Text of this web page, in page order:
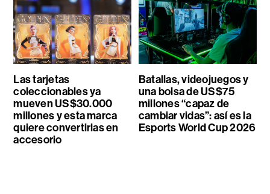
Las tarjetas
coleccionables ya
mueven US$30.000
millones y esta marca
quiere convertirlas en
accesorio
Batallas, videojuegos y
una bolsa de US$75
millones “capaz de
cambiar vidas”: así es la
Esports World Cup 2026